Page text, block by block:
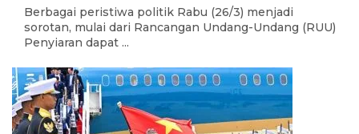
Berbagai peristiwa politik Rabu (26/3) menjadi
sorotan, mulai dari Rancangan Undang-Undang (RUU)
Penyiaran dapat ...